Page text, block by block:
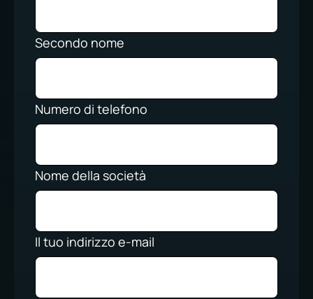
Secondo nome
Numero di telefono
Nome della società
Il tuo indirizzo e-mail